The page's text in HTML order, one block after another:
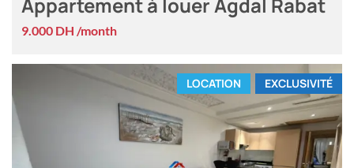
9.000 DH /month
EXCLUSIVITÉ
LOCATION